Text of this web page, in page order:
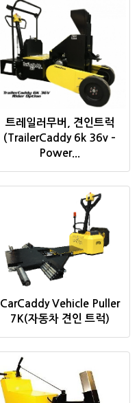
트레일러무버, 견인트럭
(TrailerCaddy 6k 36v –
Power...
CarCaddy Vehicle Puller
7K(자동차 견인 트럭)